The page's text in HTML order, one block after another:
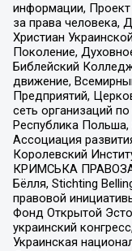
информации,
за права человека,
Христиан
Поколение,
Библейский
движение,
Предприятий,
сеть организаций
Республика
Ассоциация
Королевский
КРИМСЬКА
Бёлля, Stichting
правовой
Фонд Открытой
украинский
Украинская